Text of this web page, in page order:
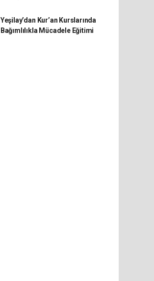
Yeşilay’dan Kur’an Kurslarında
Bağımlılıkla Mücadele Eğitimi